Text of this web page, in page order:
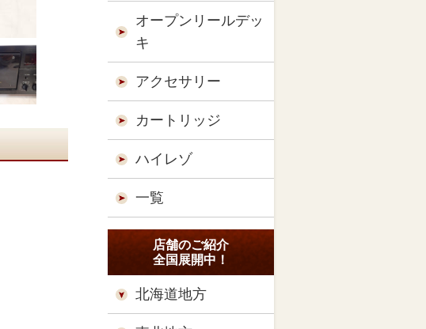
オープンリールデッ
キ
アクセサリー
カートリッジ
ハイレゾ
一覧
店舗のご紹介
全国展開中！
北海道地方